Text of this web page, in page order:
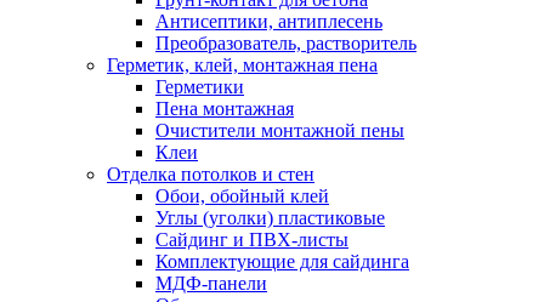
Антисептики, антиплесень
Преобразователь, растворитель
Герметик, клей, монтажная пена
Герметики
Пена монтажная
Очистители монтажной пены
Клеи
Отделка потолков и стен
Обои, обойный клей
Углы (уголки) пластиковые
Сайдинг и ПВХ-листы
Комплектующие для сайдинга
МДФ-панели